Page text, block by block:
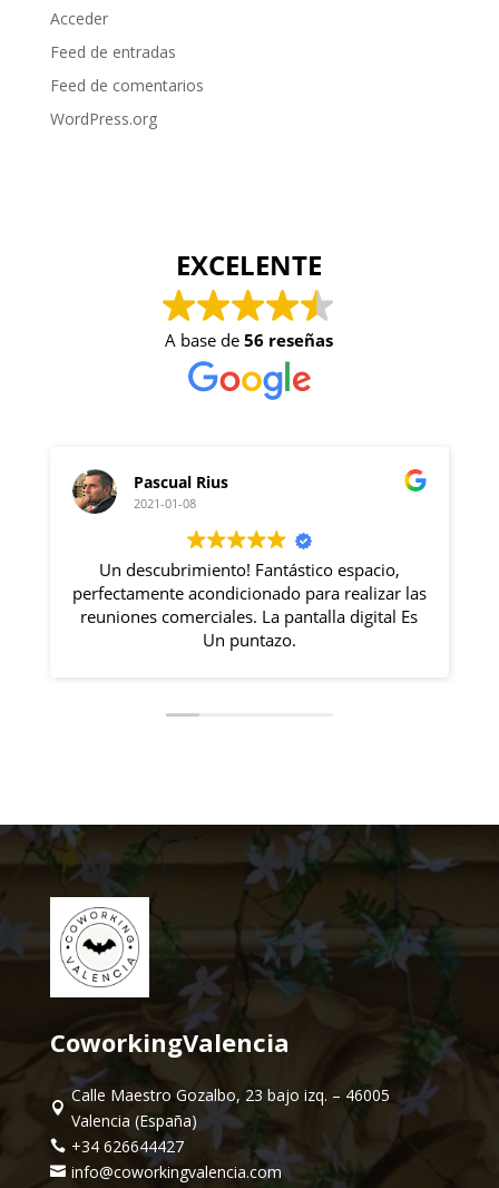
Acceder
Feed de entradas
Feed de comentarios
WordPress.org
EXCELENTE
A base de56 reseñas
Pascual Rius
2021-01-08
descubrimiento! Fantástico espacio,
acondicionado para realizar las
comerciales. La pantalla digital Es
Rosa lo haces
CoworkingValencia

Calle Maestro Gozalbo, 23 bajo izq. – 46005
Valencia (España)
 +34 626644427
 info@coworkingvalencia.com